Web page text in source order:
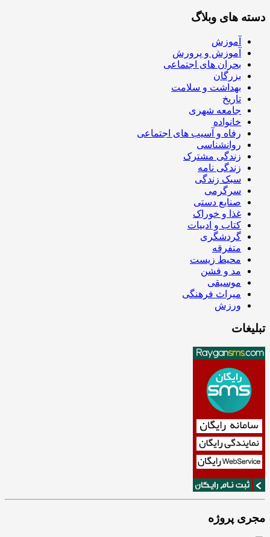
دسته های وبلاگ
آموزش
آموزش و پرورش
بحران های اجتماعی
بزرگان
بهداشت و سلامت
تاریخ
جامعه شهری
خانواده
رفاه و آسیب های اجتماعی
روانشناسی
زندگی مشترک
زندگی نامه
سبک زندگی
سرگرمی
صنایع دستی
غذا و خوراک
کتاب و ادبیات
گردشگری
متفرقه
محیط زیست
مد و فشن
موسیقی
میراث فرهنگی
ورزش
تبلیغات
مجری پروژه